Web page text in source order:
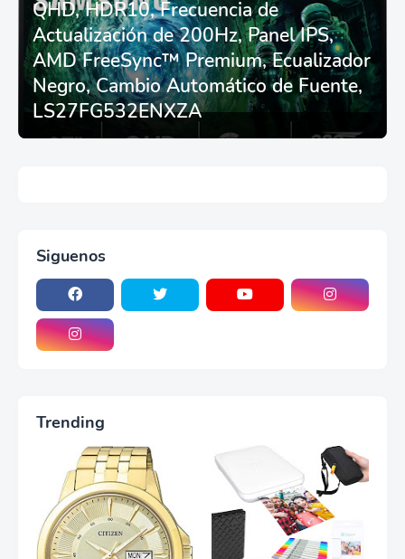
Thrustmaster
T248/X/T300RS/T150/458/TX
QHD, HDR10, Frecuencia de
Actualización de 200Hz, Panel IPS,
AMD FreeSync™ Premium, Ecualizador
Negro, Cambio Automático de Fuente,
LS27FG532ENXZA
Siguenos
Trending